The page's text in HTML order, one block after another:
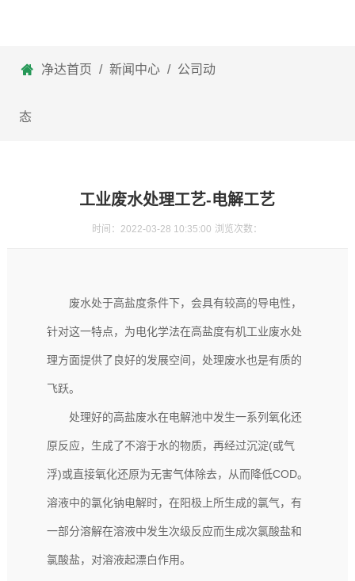
净达首页 / 新闻中心 / 公司动
态
工业废水处理工艺-电解工艺
时间：2022-03-28 10:35:00 浏览次数：
废水处于高盐度条件下，会具有较高的导电性，
针对这一特点，为电化学法在高盐度有机工业废水处
理方面提供了良好的发展空间，处理废水也是有质的
飞跃。
处理好的高盐废水在电解池中发生一系列氧化还
原反应，生成了不溶于水的物质，再经过沉淀(或气
浮)或直接氧化还原为无害气体除去，从而降低COD。
溶液中的氯化钠电解时，在阳极上所生成的氯气，有
一部分溶解在溶液中发生次级反应而生成次氯酸盐和
氯酸盐，对溶液起漂白作用。